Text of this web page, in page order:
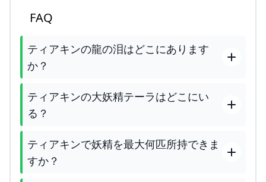
FAQ
ティアキンの龍の泪はどこにあります
か？
ティアキンの大妖精テーラはどこにい
る？
ティアキンで妖精を最大何匹所持できま
すか？